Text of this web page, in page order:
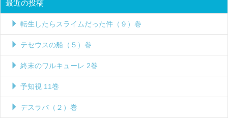
最近の投稿
転生したらスライムだった件（９）巻
テセウスの船（５）巻
終末のワルキューレ 2巻
予知視 11巻
デスラバ（２）巻